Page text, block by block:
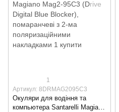
1
Артикул: 8DRMAG2095C3
Окуляри для водіння та
компьютера Santarelli Magiano